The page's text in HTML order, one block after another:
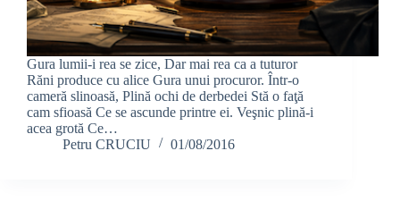
Gura lumii-i rea se zice, Dar mai rea ca a tuturor
Răni produce cu alice Gura unui procuror. Într-o
cameră slinoasă, Plină ochi de derbedei Stă o faţă
cam sfioasă Ce se ascunde printre ei. Veşnic plină-i
acea grotă Ce…
Petru CRUCIU
01/08/2016